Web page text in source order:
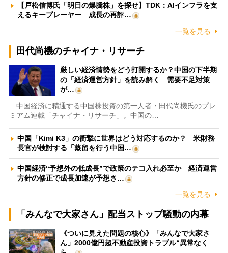
【戸松信博氏「明日の爆騰株」を探せ】TDK：AIインフラを支
えるキープレーヤー 成長の再評…
一覧を見る
田代尚機のチャイナ・リサーチ
厳しい経済情勢をどう打開するか？中国の下半期
の「経済運営方針」を読み解く 需要不足対策
が…
中国経済に精通する中国株投資の第一人者・田代尚機氏のプレ
ミアム連載「チャイナ・リサーチ」。中国の…
中国「Kimi K3」の衝撃に世界はどう対応するのか？ 米財務
長官が検討する「蒸留を行う中国…
中国経済“予想外の低成長”で政策のテコ入れ必至か 経済運営
方針の修正で成長加速が予想さ…
一覧を見る
「みんなで大家さん」配当ストップ騒動の内幕
《ついに見えた問題の核心》「みんなで大家さ
ん」2000億円超不動産投資トラブル“異常なく